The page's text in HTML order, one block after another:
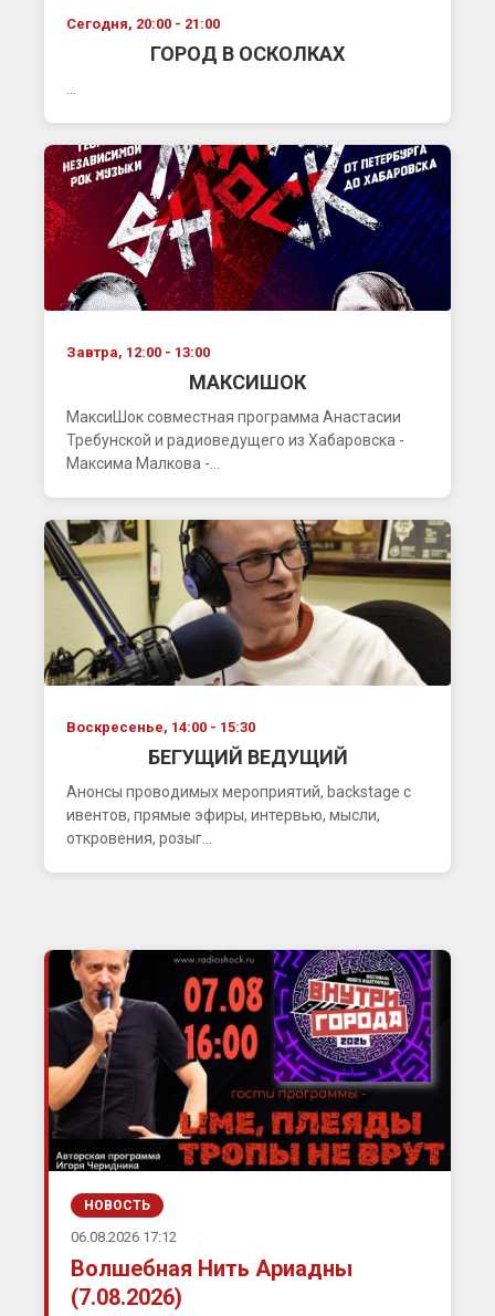
Сегодня, 20:00 - 21:00
ГОРОД В ОСКОЛКАХ
Завтра, 12:00 - 13:00
МАКСИШОК
МаксиШок совместная программа Анастасии
Требунской и радиоведущего из Хабаровска -
Максима Малкова -...
Воскресенье, 14:00 - 15:30
БЕГУЩИЙ ВЕДУЩИЙ
Анонсы проводимых мероприятий, backstage с
ивентов, прямые эфиры, интервью, мысли,
откровения, розыг...
НОВОСТЬ
06.08.2026 17:12
Волшебная Нить Ариадны
(7.08.2026)